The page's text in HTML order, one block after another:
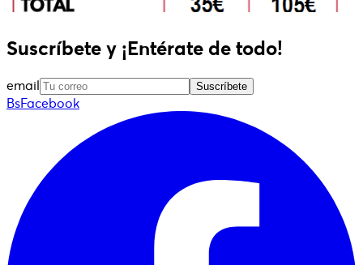
Suscríbete y ¡Entérate de todo!
email Suscríbete
BsFacebook